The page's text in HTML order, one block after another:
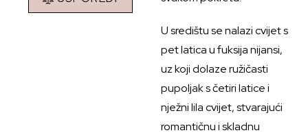
U središtu se nalazi cvijet s
pet latica u fuksija nijansi,
uz koji dolaze ružičasti
pupoljak s četiri latice i
nježni lila cvijet, stvarajući
romantičnu i skladnu